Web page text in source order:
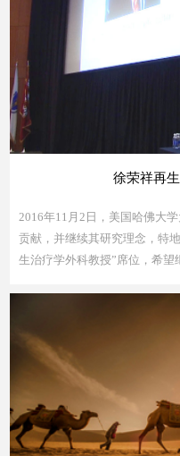
徐荣祥再
2016年11月2日，美国哈佛大
贡献，并继续其研究理念，特
生治疗学外科教授”席位，希望